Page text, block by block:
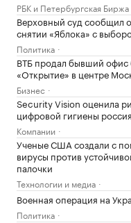
РБК и Петербургская Биржа
Верховный суд сообщил
снятии «Яблока» с
Политика
ВТБ продал бывший офис
«Открытие» в центре
Бизнес
Security Vision оценила
цифровой гигиены
Компании
Ученые США создали с
вирусы против
палочки
Технологии и медиа
Военная операция на
Политика